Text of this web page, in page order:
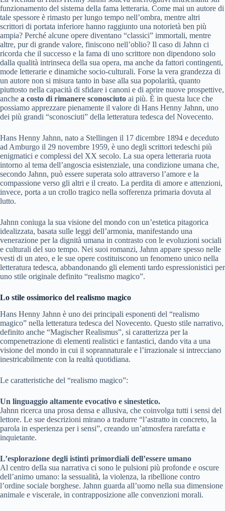
funzionamento del sistema della fama letteraria. Come mai un autore di
tale spessore è rimasto per lungo tempo nell’ombra, mentre altri
scrittori di portata inferiore hanno raggiunto una notorietà ben più
ampia? Perché alcune opere diventano “classici” immortali, mentre
altre, pur di grande valore, finiscono nell’oblio? Il caso di Jahnn ci
ricorda che il successo e la fama di uno scrittore non dipendono solo
dalla qualità intrinseca della sua opera, ma anche da fattori contingenti,
mode letterarie e dinamiche socio-culturali. Forse la vera grandezza di
un autore non si misura tanto in base alla sua popolarità, quanto
piuttosto nella capacità di sfidare i canoni e di aprire nuove prospettive,
anche a costo di rimanere sconosciuto ai più. È in questa luce che
possiamo apprezzare pienamente il valore di Hans Henny Jahnn, uno
dei più grandi “sconosciuti” della letteratura tedesca del Novecento.
Hans Henny Jahnn, nato a Stellingen il 17 dicembre 1894 e deceduto
ad Amburgo il 29 novembre 1959, è uno degli scrittori tedeschi più
enigmatici e complessi del XX secolo. La sua opera letteraria ruota
intorno al tema dell’angoscia esistenziale, una condizione umana che,
secondo Jahnn, può essere superata solo attraverso l’amore e la
compassione verso gli altri e il creato. La perdita di amore e attenzioni,
invece, porta a un crollo tragico nella sofferenza primaria dovuta al
lutto.
Jahnn coniuga la sua visione del mondo con un’estetica pitagorica
idealizzata, basata sulle leggi dell’armonia, manifestando una
venerazione per la dignità umana in contrasto con le evoluzioni sociali
e culturali del suo tempo. Nei suoi romanzi, Jahnn appare spesso nelle
vesti di un ateo, e le sue opere costituiscono un fenomeno unico nella
letteratura tedesca, abbandonando gli elementi tardo espressionistici per
uno stile originale definito “realismo magico”.
Lo stile ossimorico del realismo magico
Hans Henny Jahnn è uno dei principali esponenti del “realismo
magico” nella letteratura tedesca del Novecento. Questo stile narrativo,
definito anche “Magischer Realismus”, si caratterizza per la
compenetrazione di elementi realistici e fantastici, dando vita a una
visione del mondo in cui il soprannaturale e l’irrazionale si intrecciano
inestricabilmente con la realtà quotidiana.
Le caratteristiche del “realismo magico”:
Un linguaggio altamente evocativo e sinestetico.
Jahnn ricerca una prosa densa e allusiva, che coinvolga tutti i sensi del
lettore. Le sue descrizioni mirano a tradurre “l’astratto in concreto, la
parola in esperienza per i sensi”, creando un’atmosfera rarefatta e
inquietante.
L’esplorazione degli istinti primordiali dell’essere umano
Al centro della sua narrativa ci sono le pulsioni più profonde e oscure
dell’animo umano: la sessualità, la violenza, la ribellione contro
l’ordine sociale borghese. Jahnn guarda all’uomo nella sua dimensione
animale e viscerale, in contrapposizione alle convenzioni morali.